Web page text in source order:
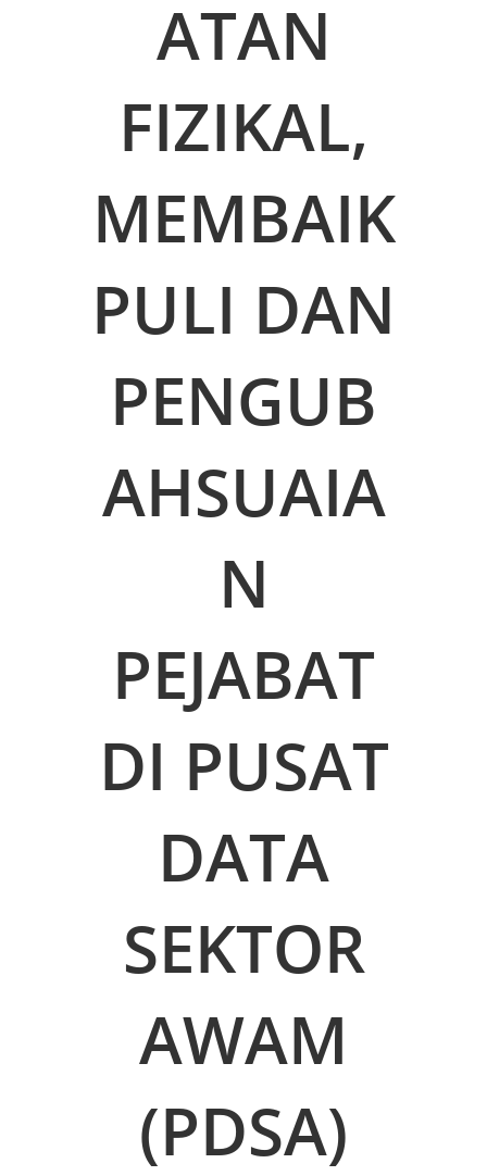
ATAN
FIZIKAL,
MEMBAIK
PULI DAN
PENGUB
AHSUAIA
N
PEJABAT
DI PUSAT
DATA
SEKTOR
AWAM
(PDSA)